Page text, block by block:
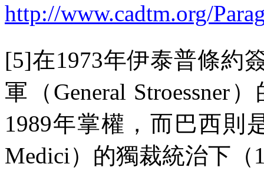
http://www.cadtm.org/
[5]在1973年伊泰普條約
軍（ General Stroessner）
1989年掌權，而巴西則
Medici）的獨裁統治下（